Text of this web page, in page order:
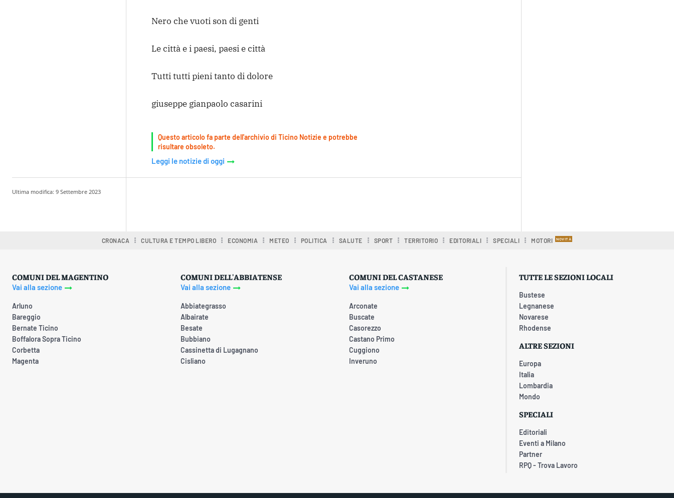
Nero che vuoti son di genti
Le città e i paesi, paesi e città
Tutti tutti pieni tanto di dolore
giuseppe gianpaolo casarini
Questo articolo fa parte dell'archivio di Ticino Notizie e potrebbe
risultare obsoleto.
Leggi le notizie di oggi
Ultima modifica: 9 Settembre 2023
CRONACA CULTURA E TEMPO LIBERO ECONOMIA METEO POLITICA SALUTE SPORT TERRITORIO EDITORIALI SPECIALI MOTORI
COMUNI DEL MAGENTINO
Vai alla sezione
Arluno
Bareggio
Bernate Ticino
Boffalora Sopra Ticino
Corbetta
Magenta
COMUNI DELL'ABBIATENSE
Vai alla sezione
Abbiategrasso
Albairate
Besate
Bubbiano
Cassinetta di Lugagnano
Cisliano
COMUNI DEL CASTANESE
Vai alla sezione
Arconate
Buscate
Casorezzo
Castano Primo
Cuggiono
Inveruno
TUTTE LE SEZIONI LOCALI
Bustese
Legnanese
Novarese
Rhodense
ALTRE SEZIONI
Europa
Italia
Lombardia
Mondo
SPECIALI
Editoriali
Eventi a Milano
Partner
RPQ - Trova Lavoro